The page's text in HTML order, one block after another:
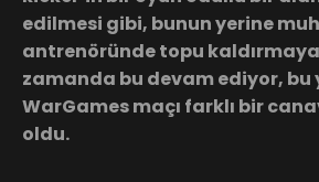
edilmesi gibi, bunun yerine
antrenöründe topu kaldırmaya
zamanda bu devam ediyor, bu
WarGames maçı farklı bir
oldu.